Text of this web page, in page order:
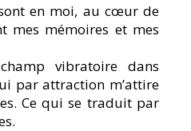
en moi, au cœur de
mes mémoires et mes
vibratoire dans
par attraction m’attire
Ce qui se traduit par